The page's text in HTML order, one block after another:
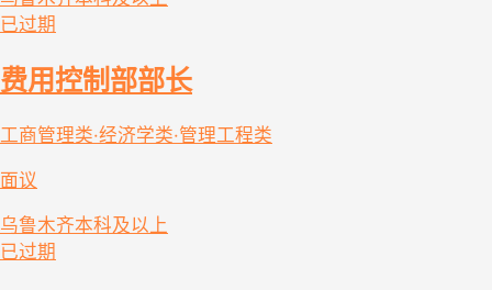
已过期
费用控制部部长
工商管理类·经济学类·管理工程类
面议
乌鲁木齐本科及以上
已过期